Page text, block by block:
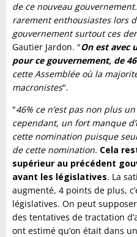
de ce nouveau gouvernement.
rarement enthousiastes lors
gouvernement surtout ces
Gautier Jardon. "On est avec
pour ce gouvernement, de
cette Assemblée où la
macronistes".
"46% ce n’est pas non plus
cependant, un fort manque
cette nomination puisque
de cette nomination. Cela
supérieur au précédent
avant les législatives. La
augmenté, 4 points de plus,
législatives. On peut
des tentatives de tractation
ont estimé qu’on était dans